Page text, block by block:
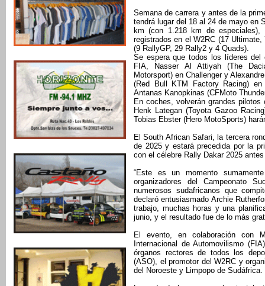
Semana de carrera y antes de la
tendrá lugar del 18 al 24 de mayo en
km (con 1.218 km de
registrados en el W2RC (17
(9 RallyGP, 29 Rally2 y 4 Quads).
Se espera que todos los líderes del
FIA, Nasser Al Attiyah (The
Motorsport) en Challenger y
(Red Bull KTM Factory Racing)
Antanas Kanopkinas (CFMoto
En coches, volverán grandes
Henk Lategan (Toyota Gazoo
Tobias Ebster (Hero MotoSports)
El South African Safari, la tercera
de 2025 y estará precedida por la
con el célebre Rally Dakar 2025
“Este es un momento
organizadores del Campeonato
numerosos sudafricanos que
declaró entusiasmado Archie
trabajo, muchas horas y una
junio, y el resultado fue de lo más
El evento, en colaboración con
Internacional de Automovilismo
órganos rectores de todos los
(ASO), el promotor del W2RC y
del Noroeste y Limpopo de Sudáfrica.